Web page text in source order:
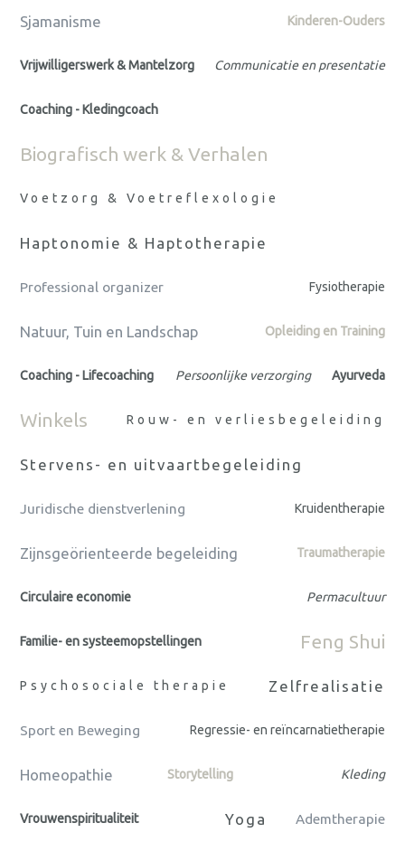
Sjamanisme Kinderen-Ouders
Vrijwilligerswerk & Mantelzorg Communicatie en presentatie
Coaching - Kledingcoach
Biografisch werk & Verhalen
Voetzorg & Voetreflexologie
Haptonomie & Haptotherapie
Professional organizer Fysiotherapie
Natuur, Tuin en Landschap Opleiding en Training
Coaching - Lifecoaching Persoonlijke verzorging Ayurveda
Winkels Rouw- en verliesbegeleiding
Stervens- en uitvaartbegeleiding
Juridische dienstverlening Kruidentherapie
Zijnsgeörienteerde begeleiding Traumatherapie
Circulaire economie Permacultuur
Familie- en systeemopstellingen Feng Shui
Psychosociale therapie Zelfrealisatie
Sport en Beweging Regressie- en reïncarnatietherapie
Homeopathie Storytelling Kleding
Vrouwenspiritualiteit Yoga Ademtherapie